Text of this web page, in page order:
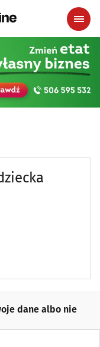
dane albo nie